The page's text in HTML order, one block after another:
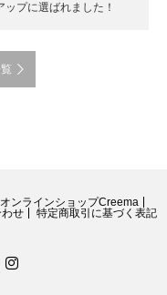
プに選ばれました！
オンラインショップCreema
せ 特定商取引に基づく表記